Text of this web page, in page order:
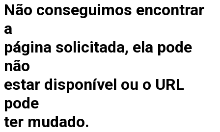
Não conseguimos encontrar
a
página solicitada, ela pode
não
estar disponível ou o URL
pode
ter mudado.